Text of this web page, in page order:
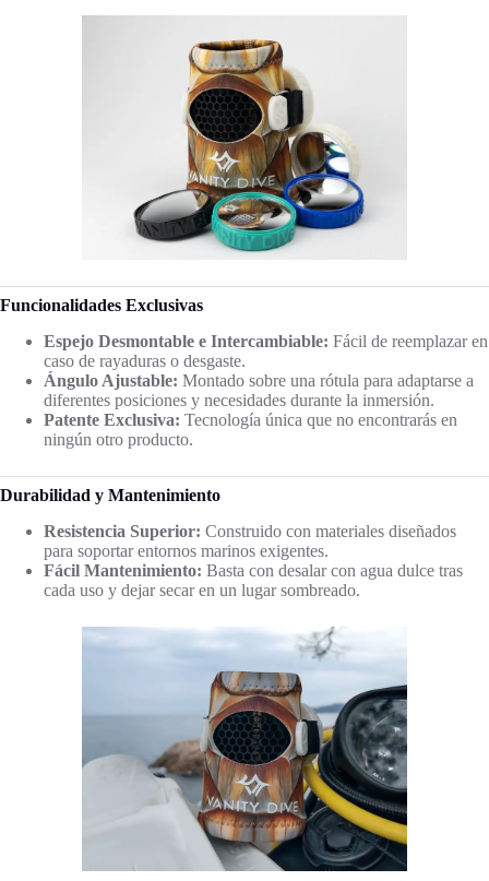
Funcionalidades Exclusivas
Espejo Desmontable e Intercambiable: Fácil de reemplazar en
caso de rayaduras o desgaste.
Ángulo Ajustable: Montado sobre una rótula para adaptarse a
diferentes posiciones y necesidades durante la inmersión.
Patente Exclusiva: Tecnología única que no encontrarás en
ningún otro producto.
Durabilidad y Mantenimiento
Resistencia Superior: Construido con materiales diseñados
para soportar entornos marinos exigentes.
Fácil Mantenimiento: Basta con desalar con agua dulce tras
cada uso y dejar secar en un lugar sombreado.